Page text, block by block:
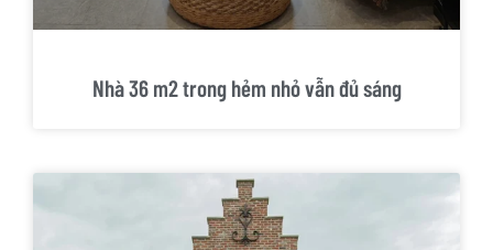
Nhà 36 m2 trong hẻm nhỏ vẫn đủ sáng